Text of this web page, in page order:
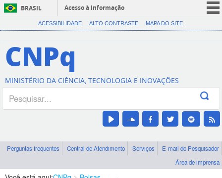
BRASIL
Acesso à informação
CORONAVÍRUS (COVID-19)
Canais
ACESSIBILIDADE ALTO CONTRASTE MAPA DO SITE
CNPq
MINISTÉRIO DA CIÊNCIA, TECNOLOGIA E INOVAÇÕES
Perguntas frequentes Central de Atendimento Serviços
E-mail do Pesquisador
Área de imprensa